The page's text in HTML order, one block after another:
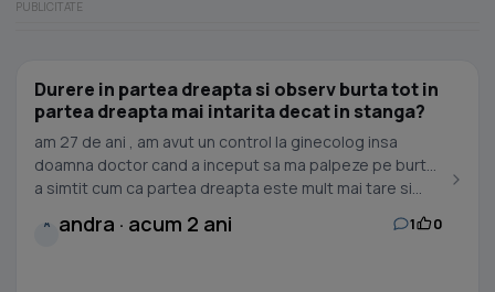
Durere in partea dreapta si observ burta tot in
partea dreapta mai intarita decat in stanga?
am 27 de ani , am avut un control la ginecolog insa
doamna doctor cand a inceput sa ma palpeze pe burta
a simtit cum ca partea dreapta este mult mai tare si...
A andra · acum 2 ani 1 0